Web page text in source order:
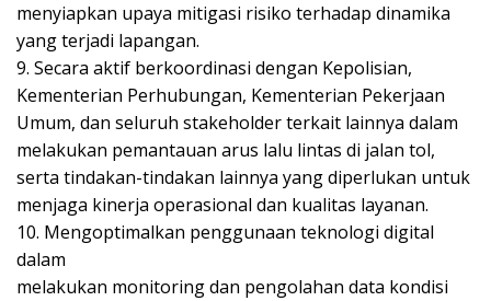
menyiapkan upaya mitigasi risiko terhadap dinamika
yang terjadi lapangan.
9. Secara aktif berkoordinasi dengan Kepolisian,
Kementerian Perhubungan, Kementerian Pekerjaan
Umum, dan seluruh stakeholder terkait lainnya dalam
melakukan pemantauan arus lalu lintas di jalan tol,
serta tindakan-tindakan lainnya yang diperlukan untuk
menjaga kinerja operasional dan kualitas layanan.
10. Mengoptimalkan penggunaan teknologi digital
dalam
melakukan monitoring dan pengolahan data kondisi